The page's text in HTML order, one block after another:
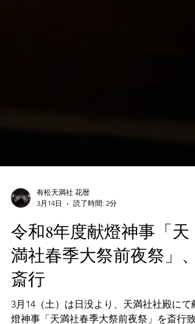
3月14日
読了時間: 2分
令和8年度献燈神事「天
満社春季大祭前夜祭」、
斎行